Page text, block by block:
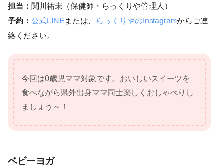
担当： 関川祐未（保健師・らっくりや管理人）
予約： 公式LINE または、 らっくりやのInstagramからご連
絡ください。
今回は0歳児ママ対象です。おいしいスイーツを
食べながら県外出身ママ同士楽しくおしゃべりし
ましょう～！
ベビーヨガ